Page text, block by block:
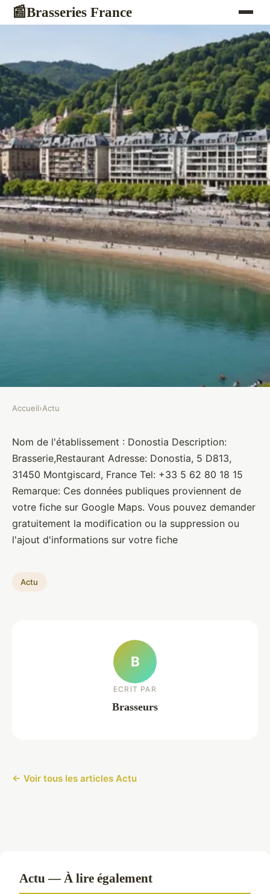
📰Brasseries France
Donostia
Brasseurs•10 janvier 2022•1 min de lecture
Accueil›Actu
Nom de l'établissement : Donostia Description:
Brasserie,Restaurant Adresse: Donostia, 5 D813,
31450 Montgiscard, France Tel: +33 5 62 80 18 15
Remarque: Ces données publiques proviennent de
votre fiche sur Google Maps. Vous pouvez demander
gratuitement la modification ou la suppression ou
l'ajout d'informations sur votre fiche
Actu
B
ECRIT PAR
Brasseurs
← Voir tous les articles Actu
Actu — À lire également